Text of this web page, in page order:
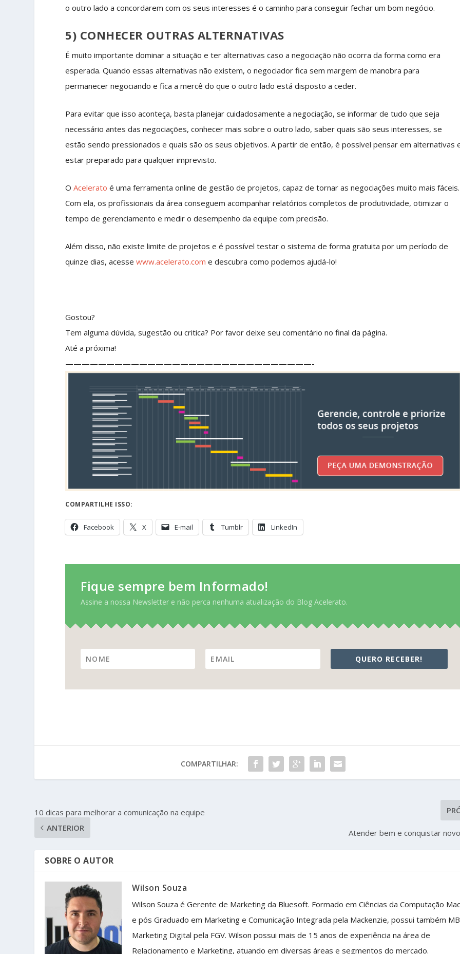
o outro lado a concordarem com os seus interesses é o caminho para conseguir fechar um bom negócio.
5) CONHECER OUTRAS ALTERNATIVAS
É muito importante dominar a situação e ter alternativas caso a negociação não ocorra da forma como era
esperada. Quando essas alternativas não existem, o negociador fica sem margem de manobra para
permanecer negociando e fica a mercê do que o outro lado está disposto a ceder.
Para evitar que isso aconteça, basta planejar cuidadosamente a negociação, se informar de tudo que seja
necessário antes das negociações, conhecer mais sobre o outro lado, saber quais são seus interesses, se
estão sendo pressionados e quais são os seus objetivos. A partir de então, é possível pensar em alternativas
estar preparado para qualquer imprevisto.
OAceleratoé uma ferramenta online de gestão de projetos, capaz de tornar as negociações muito mais fáceis.
Com ela, os profissionais da área conseguem acompanhar relatórios completos de produtividade, otimizar o
tempo de gerenciamento e medir o desempenho da equipe com precisão.
Além disso, não existe limite de projetos e é possível testar o sistema de forma gratuita por um período de
quinze dias, acessewww.acelerato.com e descubra como podemos ajudá-lo!
Gostou?
Tem alguma dúvida, sugestão ou critica? Por favor deixe seu comentário no final da página.
Até a próxima!
——————————————————————————————-
COMPARTILHE ISSO:
Facebook X E-mail Tumblr LinkedIn
Fique sempre bem Informado!
Assine a nossa Newsletter e não perca nenhuma atualização do Blog Acelerato.
QUERO RECEBER!
COMPARTILHAR:
10 dicas para melhorar a comunicação na equipe
ANTERIOR
Atender bem e conquistar
SOBRE O AUTOR
Wilson Souza
Wilson Souza é Gerente de Marketing da Bluesoft. Formado em Ciências da Computação
e pós Graduado em Marketing e Comunicação Integrada pela Mackenzie, possui também
Marketing Digital pela FGV. Wilson possui mais de 15 anos de experiência na área de
Relacionamento e Marketing, atuando em diversas áreas e segmentos do mercado.